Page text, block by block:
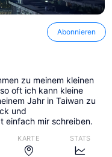
Abonnieren
zu meinem kleinen
oft ich kann kleine
Jahr in Taiwan zu
und
einfach mir schreiben.
KARTE STATS